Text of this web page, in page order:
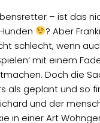
– ist das
? Aber
schlecht, wenn
mit einem
Doch die
als geplant und so
und der
in einer Art